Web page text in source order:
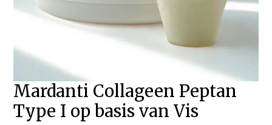
Mardanti Collageen Peptan
Type I op basis van Vis